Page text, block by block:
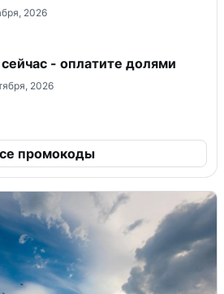
2026
- оплатите долями
2026
промокоды